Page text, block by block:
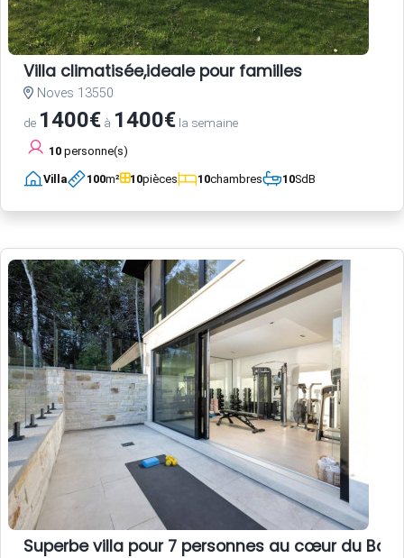
Villa climatisée,ideale pour familles
Noves 13550
de 1400€ à 1400€ la semaine
10 personne(s)
Villa 100m² 10pièces 10chambres 10SdB
Superbe villa pour 7 personnes au cœur du